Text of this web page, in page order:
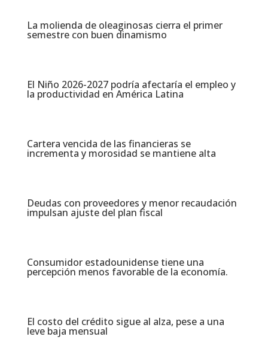
La molienda de oleaginosas cierra el primer
semestre con buen dinamismo​
El Niño 2026-2027 podría afectaría el empleo y
la productividad en América Latina​
Cartera vencida de las financieras se
incrementa y morosidad se mantiene alta​
Deudas con proveedores y menor recaudación
impulsan ajuste del plan fiscal​
Consumidor estadounidense tiene una
percepción menos favorable de la economía​.
El costo del crédito sigue al alza, pese a una
leve baja mensual​